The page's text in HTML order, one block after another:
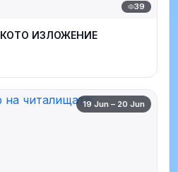
39
ИЗЛОЖЕНИЕ
19 Jun – 20 Jun